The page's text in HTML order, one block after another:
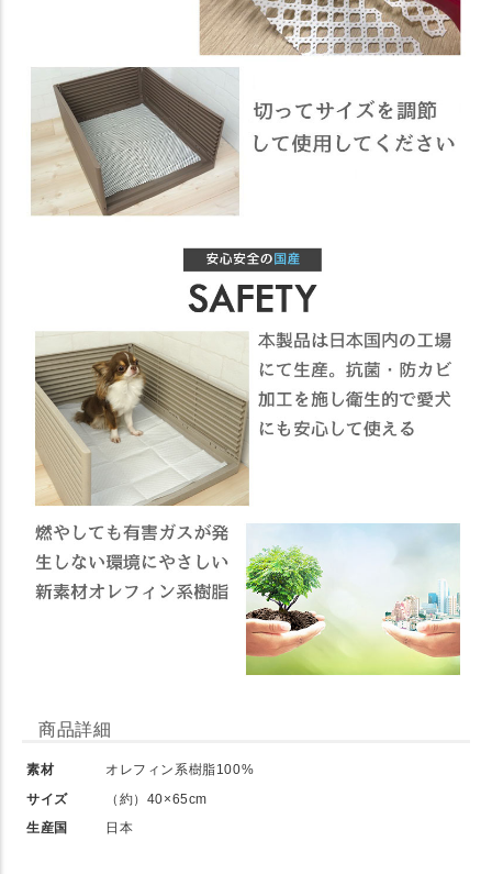
商品詳細
素材
オレフィン系樹脂100%
サイズ
（約）40×65cm
生産国
日本